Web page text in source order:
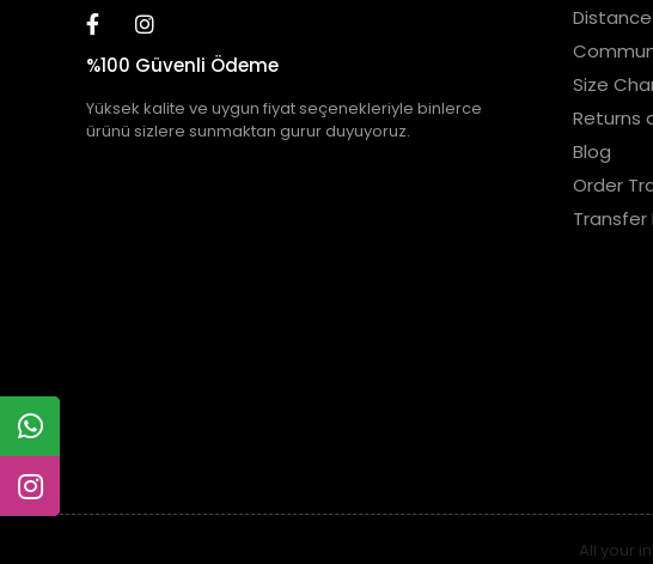
%100 Güvenli Ödeme
Yüksek kalite ve uygun fiyat seçenekleriyle binlerce
ürünü sizlere sunmaktan gurur duyuyoruz.
Size
Returns
Blog
Order
All your